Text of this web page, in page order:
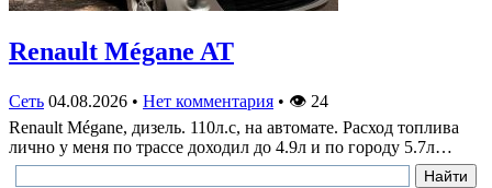
Renault Mégane AT
Сеть 04.08.2026 • Нет комментария • 👁 24
Renault Mégane, дизель. 110л.с, на автомате. Расход топлива
лично у меня по трассе доходил до 4.9л и по городу 5.7л…